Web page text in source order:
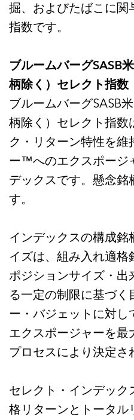
掘、およびたばこに関
指数です。
ブルームバーグSASB
柄除く）セレクト指数
ブルームバーグSASB
柄除く）セレクト指数
ク・リターン特性を維
ー™へのエクスポージ
デックスです。懸念銘
す。
インデックスの構成
イズは、組み入れ適格
ポジションサイズ・
る一定の制限に基づく
ー・バジェットに対
エクスポージャーを
プロセスにより決定さ
セレクト・インデッ
格リターンとトータル